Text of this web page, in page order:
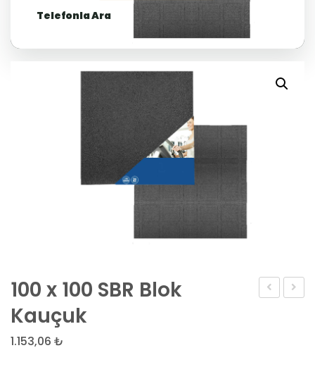
Telefonla Ara
100 x 100 SBR Blok
Kauçuk
1.153,06 ₺